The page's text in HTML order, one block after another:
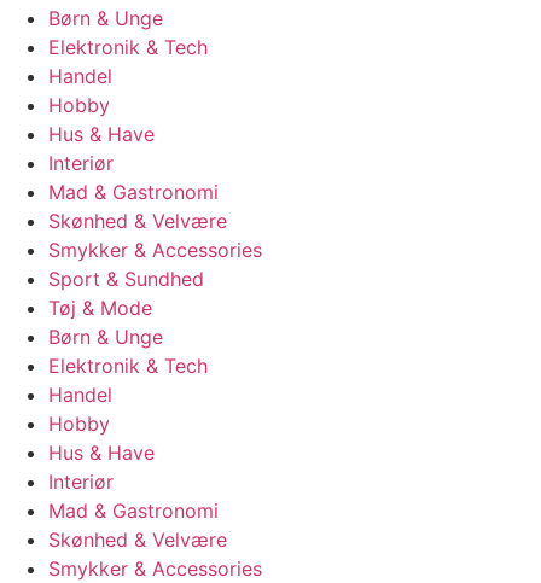
Børn & Unge
Elektronik & Tech
Handel
Hobby
Hus & Have
Interiør
Mad & Gastronomi
Skønhed & Velvære
Smykker & Accessories
Sport & Sundhed
Tøj & Mode
Børn & Unge
Elektronik & Tech
Handel
Hobby
Hus & Have
Interiør
Mad & Gastronomi
Skønhed & Velvære
Smykker & Accessories